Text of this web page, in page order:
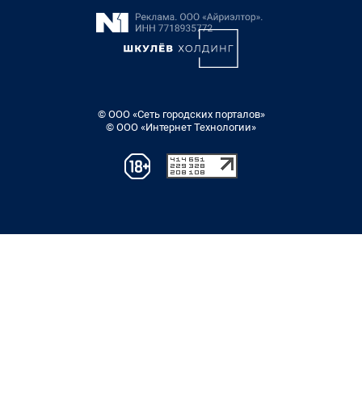
© ООО «Сеть городских порталов»
© ООО «Интернет Технологии»